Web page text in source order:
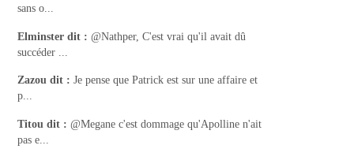
sans o...
Elminster dit : @Nathper, C'est vrai qu'il avait dû
succéder ...
Zazou dit : Je pense que Patrick est sur une affaire et
p...
Titou dit : @Megane c'est dommage qu'Apolline n'ait
pas e...